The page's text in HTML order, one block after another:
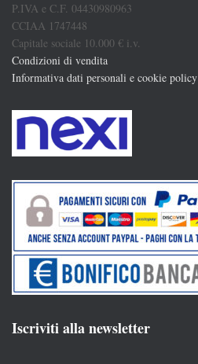
P.IVA e C.F. 04430980963
CCIAA 1747448
Capitale sociale 10.000 € i.v.
Condizioni di vendita
Informativa dati personali e cookie policy
Iscriviti alla newsletter